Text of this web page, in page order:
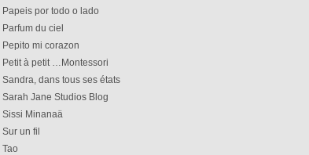
Papeis por todo o lado
Parfum du ciel
Pepito mi corazon
Petit à petit …Montessori
Sandra, dans tous ses états
Sarah Jane Studios Blog
Sissi Minanaä
Sur un fil
Tao